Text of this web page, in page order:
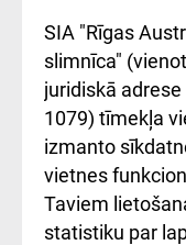
atsauksmju/
iesniegšanas
kārtība
Kā pie mums
Rēķinu
ceļvedis
SIA "Rīgas
slimnīca"
juridiskā adrese
1079) tīmekļa
izmanto
vietnes
Taviem
statistiku par